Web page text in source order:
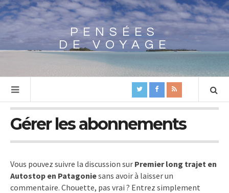
Array
PENSÉES
DE VOYAGE
Gérer les abonnements
Vous pouvez suivre la discussion sur Premier long trajet en
Autostop en Patagoniesans avoir à laisser un
commentaire. Chouette, pas vrai ? Entrez simplement